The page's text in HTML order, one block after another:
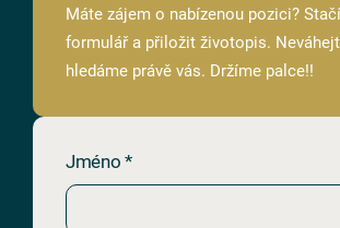
Máte zájem o nabízenou pozici?
formulář a přiložit životopis.
hledáme právě vás. Držíme palce!!
Jméno *